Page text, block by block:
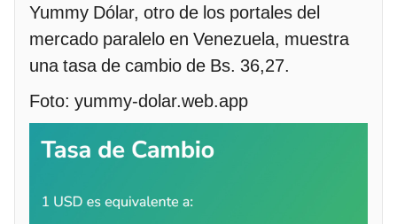
Yummy Dólar, otro de los portales del
mercado paralelo en Venezuela, muestra
una tasa de cambio de Bs. 36,27.
Foto: yummy-dolar.web.app